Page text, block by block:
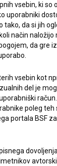
kulture
vsebin, ki so
uporabniki
tako, da si jih
način naložijo
da gre
vsebin kot
del je
poleg teh
portala BSF